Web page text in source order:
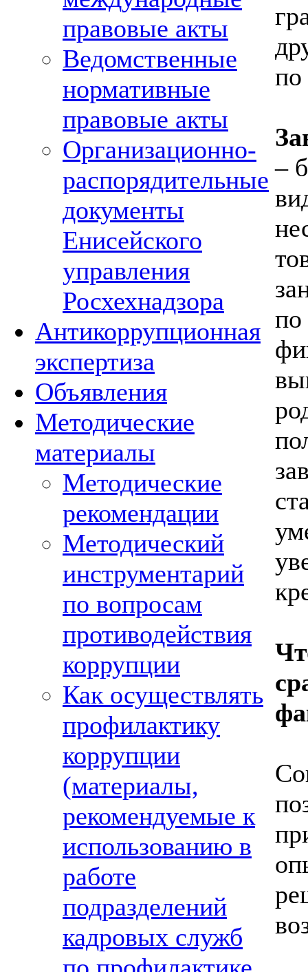
правовые акты
Ведомственные
нормативные
правовые акты
Организационно-
распорядительные
документы
Енисейского
управления
Росхехнадзора
Антикоррупционная
экспертиза
Объявления
Методические
материалы
Методические
рекомендации
Методический
инструментарий
по вопросам
противодействия
коррупции
Как осуществлять
профилактику
коррупции
(материалы,
рекомендуемые к
использованию в
работе
подразделений
кадровых служб
по
–
по